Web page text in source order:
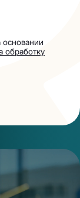
обработку